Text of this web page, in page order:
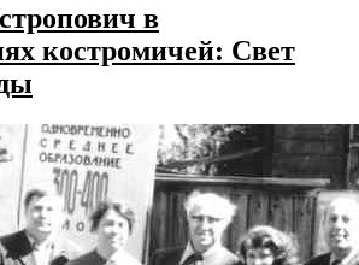
в
костромичей: Свет